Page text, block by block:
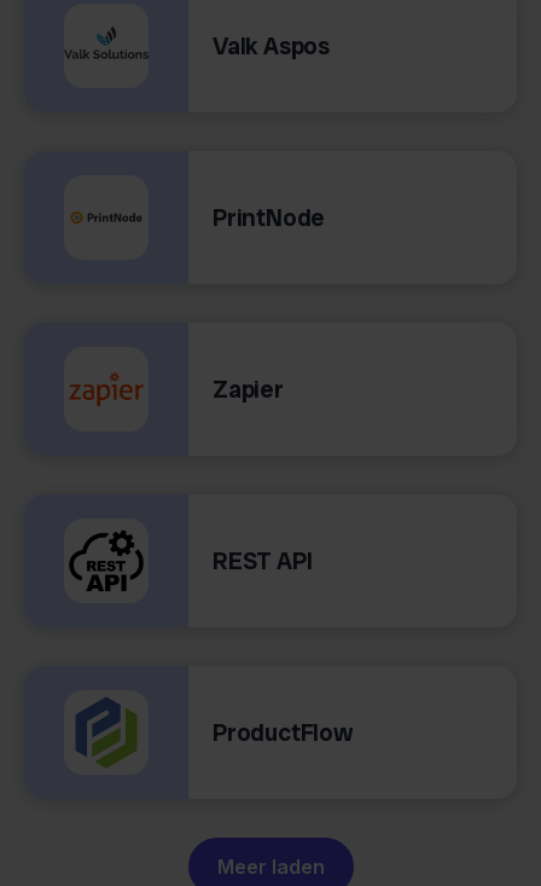
Valk Aspos
PrintNode
Zapier
REST API
ProductFlow
Meer laden